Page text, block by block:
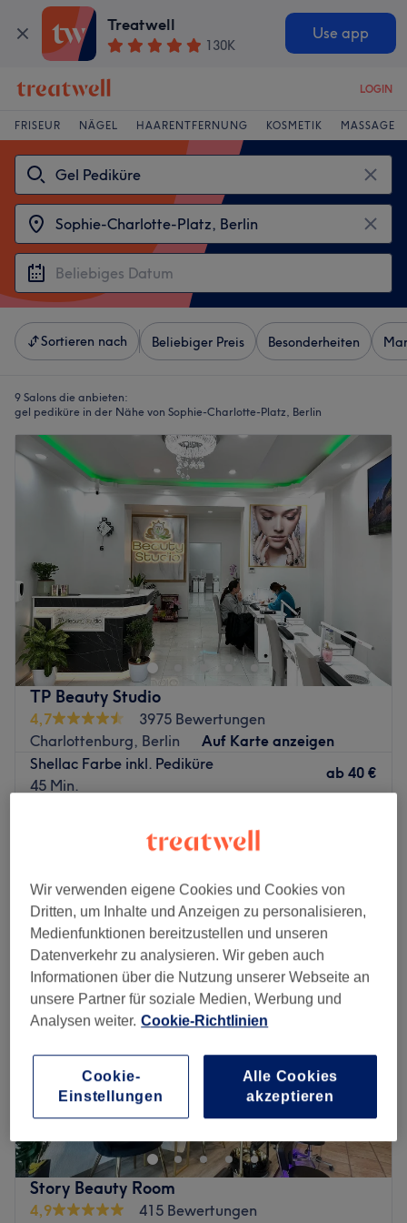
Treatwell
130K
Use app
LOGIN
FRISEUR NÄGEL HAARENTFERNUNG KOSMETIK MASSAGE
Sortieren nach Beliebiger Preis Besonderheiten
9 Salons die anbieten:
gel pediküre in der Nähe von Sophie-Charlotte-Platz, Berlin
TP Beauty Studio
4,7
3975 Bewertungen
Charlottenburg, Berlin
Auf Karte anzeigen
Shellac Farbe inkl. Pediküre
45 Min.
ab 40 €
Montag 09:30–19:30
Dienstag
09:30–19:30
Mittwoch
09:30–19:30
Donnerstag
09:30–19:30
Freitag
09:30– 19:30
Samstag
Deine Nägel verdienen die beste Pflege! Diese erhältst du
im NT Nails Studio in der Kaiser-Friedrich-Straße 46 in
dich in entspannter und gemütlicher Atmosphäre herzlich
willkommen und kreiert die wunderschönsten Designs für
dich. Interesse geweckt? Dann buche deinen persönlichen
Wunschtermin einfach und bequem online oder per App
Story Beauty Room
4,9
415 Bewertungen
Wir verwenden eigene Cookies und Cookies von
Dritten, um Inhalte und Anzeigen zu personalisieren,
Medienfunktionen bereitzustellen und unseren
Datenverkehr zu analysieren. Wir geben auch
Informationen über die Nutzung unserer Webseite an
unsere Partner für soziale Medien, Werbung und
Analysen weiter. Cookie-Richtlinien
Cookie-
Einstellungen
Alle Cookies
akzeptieren